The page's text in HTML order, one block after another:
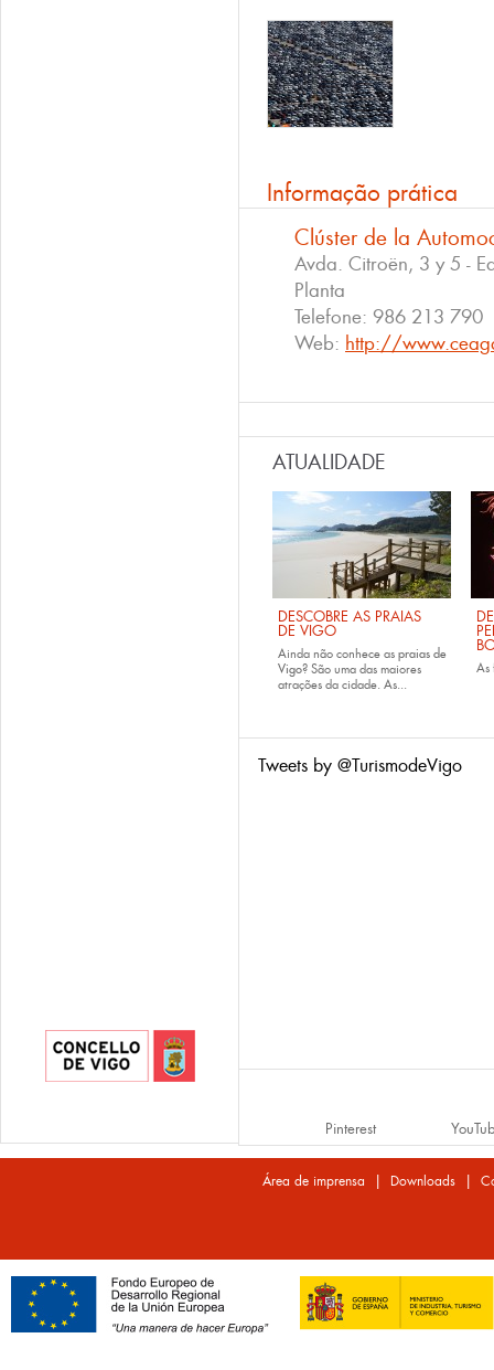
Informação prática
Clúster de la
Avda. Citroën, 3 y 5 -
Planta
Telefone: 986 213 790
Web: http://
ATUALIDADE
DESCOBRE AS PRAIAS
DE VIGO
Ainda não conhece as praias de
Vigo? São uma das maiores
atrações da cidade. As...
As
Tweets by @TurismodeVigo
Pinterest
Área de imprensa | Downloads |